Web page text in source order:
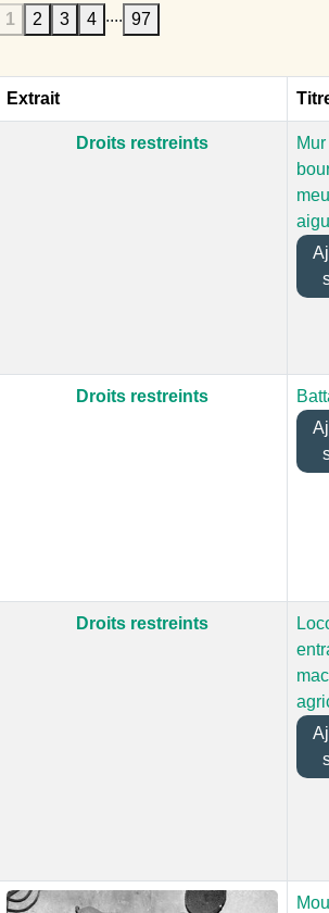
1
2 3 4 .... 97
Extrait
Droits restreints
Droits restreints
Droits restreints